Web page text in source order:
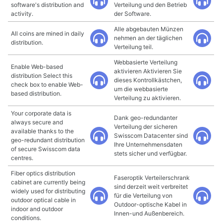
software's distribution and
activity.
Verteilung und den Betrieb
der Software.
All coins are mined in daily
distribution.
Alle abgebauten Münzen
nehmen an der täglichen
Verteilung teil.
Enable Web-based
distribution Select this
check box to enable Web-
based distribution.
Webbasierte Verteilung
aktivieren Aktivieren Sie
dieses Kontrollkästchen,
um die webbasierte
Verteilung zu aktivieren.
Your corporate data is
always secure and
available thanks to the
geo-redundant distribution
of secure Swisscom data
centres.
Dank geo-redundanter
Verteilung der sicheren
Swisscom Datacenter sind
Ihre Unternehmensdaten
stets sicher und verfügbar.
Fiber optics distribution
cabinet are currently being
widely used for distributing
outdoor optical cable in
indoor and outdoor
conditions.
Faseroptik Verteilerschrank
sind derzeit weit verbreitet
für die Verteilung von
Outdoor-optische Kabel in
Innen-und Außenbereich.